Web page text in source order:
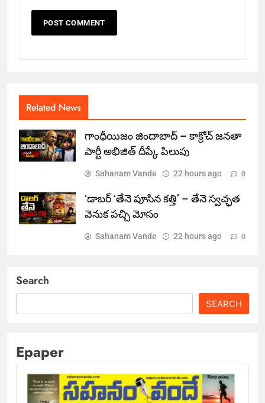
Related News
గాంధీయిజం జిందాబాద్ – కాక్రోచ్ జనతా
పార్టీ అభిజిత్ దీప్కే పిలుపు
Sahanam Vande 22 hours ago 0
‘డాబర్ ‘తేనె పూసిన కత్తి’ – తేనె స్వచ్ఛత
వెనుక పచ్చి మోసం
Sahanam Vande 22 hours ago 0
Search
SEARCH
Epaper